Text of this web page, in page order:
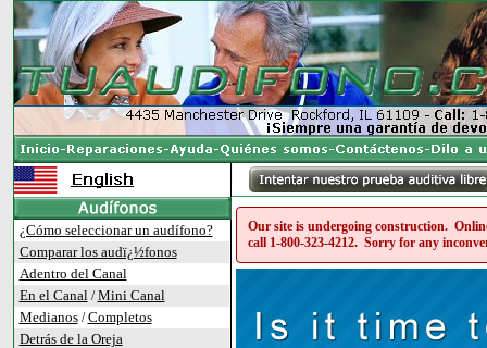
¿Cómo seleccionar un audífono?
Comparar los audï¿½fonos
Adentro del Canal
En el Canal/Mini Canal
Medianos/Completos
Detrás de la Oreja
Our site is undergoing construction.
call 1-800-323-4212. Sorry for any